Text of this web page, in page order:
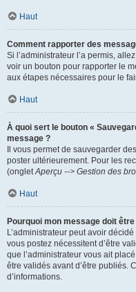
Haut
Comment rapporter des
Si l’administrateur l’a permis,
voir un bouton pour rapporter le
aux étapes nécessaires pour le
Haut
À quoi sert le bouton «
message ?
Il vous permet de sauvegarder
poster ultérieurement. Pour les
(ongletAperçu --> Gestion des
Haut
Pourquoi mon message doit
L’administrateur peut avoir
vous postez nécessitent d’être
que l’administrateur vous ait
être validés avant d’être publiés.
d’informations.